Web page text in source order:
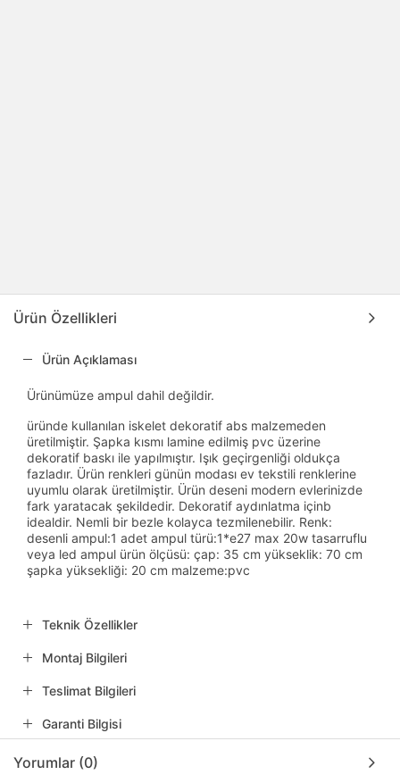
Ürün Özellikleri
Ürün Açıklaması
Ürünümüze ampul dahil değildir.
üründe kullanılan iskelet dekoratif abs malzemeden
üretilmiştir. Şapka kısmı lamine edilmiş pvc üzerine
dekoratif baskı ile yapılmıştır. Işık geçirgenliği oldukça
fazladır. Ürün renkleri günün modası ev tekstili renklerine
uyumlu olarak üretilmiştir. Ürün deseni modern evlerinizde
fark yaratacak şekildedir. Dekoratif aydınlatma içinb
idealdir. Nemli bir bezle kolayca tezmilenebilir. Renk:
desenli ampul:1 adet ampul türü:1*e27 max 20w tasarruflu
veya led ampul ürün ölçüsü: çap: 35 cm yükseklik: 70 cm
şapka yüksekliği: 20 cm malzeme:pvc
Teknik Özellikler
Montaj Bilgileri
Teslimat Bilgileri
Garanti Bilgisi
Yorumlar (0)